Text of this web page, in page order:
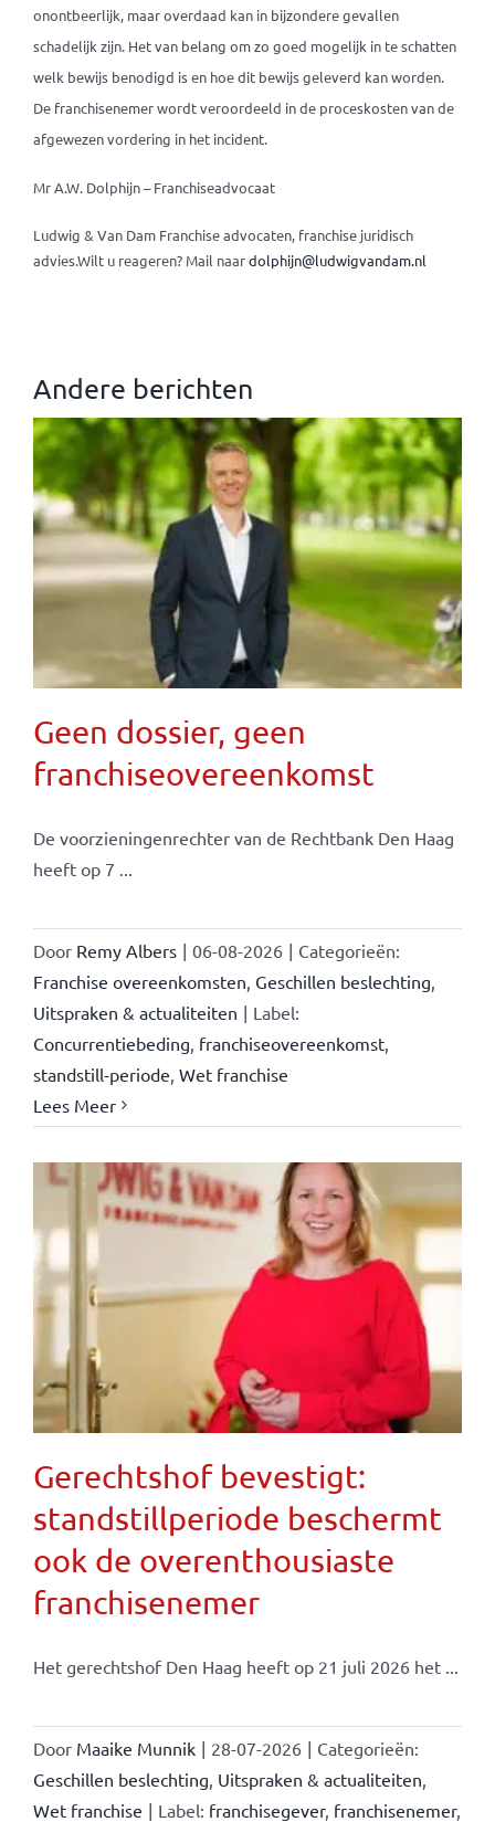
onontbeerlijk, maar overdaad kan in bijzondere gevallen
schadelijk zijn. Het van belang om zo goed mogelijk in te schatten
welk bewijs benodigd is en hoe dit bewijs geleverd kan worden.
De franchisenemer wordt veroordeeld in de proceskosten van de
afgewezen vordering in het incident.
Mr A.W. Dolphijn – Franchiseadvocaat
Ludwig & Van Dam Franchise advocaten, franchise juridisch
advies.Wilt u reageren? Mail naardolphijn@ludwigvandam.nl
Andere berichten
Geen dossier, geen
franchiseovereenkomst
De voorzieningenrechter van de Rechtbank Den Haag
heeft op 7 ...
Door Remy Albers | 06-08-2026 | Categorieën:
Franchise overeenkomsten Geschillen beslechting
Uitspraken & actualiteiten | Label:
Concurrentiebeding franchiseovereenkomst,
standstill-periode Wet franchise
Lees Meer
Gerechtshof bevestigt:
standstillperiode beschermt
ook de overenthousiaste
franchisenemer
Het gerechtshof Den Haag heeft op 21 juli 2026 het ...
Door Maaike Munnik | 28-07-2026 | Categorieën:
Geschillen beslechting Uitspraken & actualiteiten
Wet franchise | Label: franchisegever, franchisenemer,